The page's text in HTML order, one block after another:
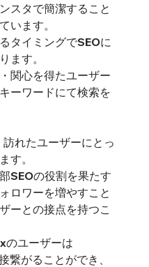
スタで簡潔すること
います。
タイミングでSEOに
ます。
関心を得たユーザー
ーワードにて検索を
れたユーザーにとっ
す。
SEOの役割を果たす
ロワーを増やすこと
ーとの接点を持つこ
のユーザーは
がることができ、